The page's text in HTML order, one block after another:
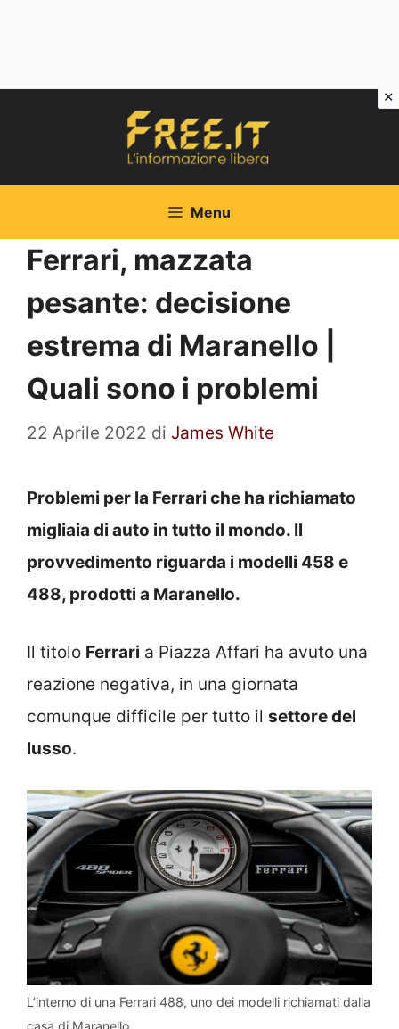
Menu
Ferrari, mazzata
pesante: decisione
estrema di Maranello |
Quali sono i problemi
22 Aprile 2022 di James White
Problemi per la Ferrari che ha richiamato
migliaia di auto in tutto il mondo. Il
provvedimento riguarda i modelli 458 e
488, prodotti a Maranello.
Il titolo Ferrari a Piazza Affari ha avuto una
reazione negativa, in una giornata
comunque difficile per tutto il settore del
lusso.
L’interno di una Ferrari 488, uno dei modelli richiamati dalla
casa di Maranello